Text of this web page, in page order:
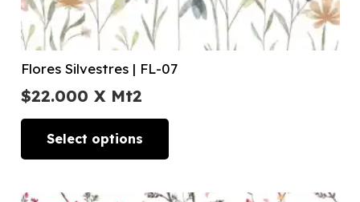
Flores Silvestres | FL-07
$22.000 X Mt2
Select options